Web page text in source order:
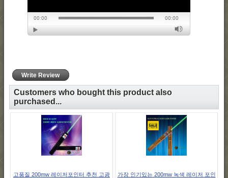
Write Review
Customers who bought this product also
purchased...
고품질 200mw 레이저포인터 추천 고광 가장 인기있는 200mw 녹색 레이저 포인